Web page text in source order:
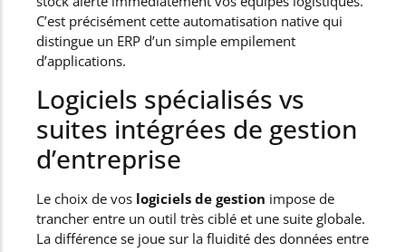
C’est précisément cette automatisation native qui
distingue un ERP d’un simple empilement
d’applications.
Logiciels spécialisés vs
suites intégrées de gestion
d’entreprise
Le choix de vos logiciels de gestion impose de
trancher entre un outil très ciblé et une suite globale.
La différence se joue sur la fluidité des données entre